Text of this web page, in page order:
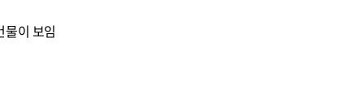
이 보임